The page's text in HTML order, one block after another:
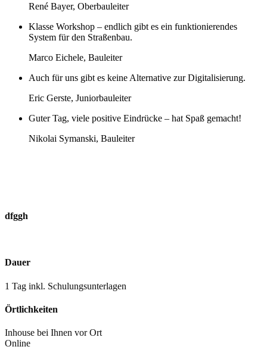
René Bayer, Oberbauleiter
Klasse Workshop – endlich gibt es ein funktionierendes
System für den Straßenbau.
Marco Eichele, Bauleiter
Auch für uns gibt es keine Alternative zur Digitalisierung.
Eric Gerste, Juniorbauleiter
Guter Tag, viele positive Eindrücke – hat Spaß gemacht!
Nikolai Symanski, Bauleiter
dfggh
Dauer
1 Tag inkl. Schulungsunterlagen
Örtlichkeiten
Inhouse bei Ihnen vor Ort
Online